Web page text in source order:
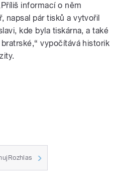
informací o něm
napsal pár tisků a vytvořil
kde byla tiskárna, a také
vypočítává historik